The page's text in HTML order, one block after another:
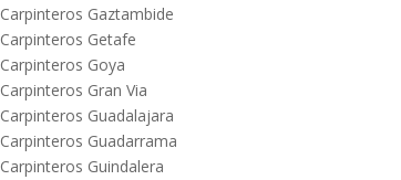
Carpinteros Gaztambide
Carpinteros Getafe
Carpinteros Goya
Carpinteros Gran Via
Carpinteros Guadalajara
Carpinteros Guadarrama
Carpinteros Guindalera